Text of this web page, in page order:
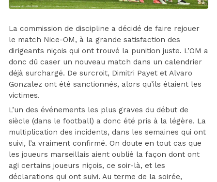
La commission de discipline a décidé de faire rejouer
le match Nice-OM, à la grande satisfaction des
dirigeants niçois qui ont trouvé la punition juste. L’OM a
donc dû caser un nouveau match dans un calendrier
déjà surchargé. De surcroit, Dimitri Payet et Alvaro
Gonzalez ont été sanctionnés, alors qu’ils étaient les
victimes.
L’un des événements les plus graves du début de
siècle (dans le football) a donc été pris à la légère. La
multiplication des incidents, dans les semaines qui ont
suivi, l’a vraiment confirmé. On doute en tout cas que
les joueurs marseillais aient oublié la façon dont ont
agi certains joueurs niçois, ce soir-là, et les
déclarations qui ont suivi. Au terme de la soirée,